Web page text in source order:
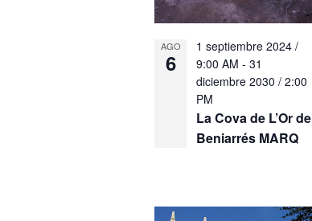
AGO
6
La Cova de L’Or de
Beniarrés MARQ
1 septiembre 2024 /
9:00 AM -31
diciembre 2030 / 2:00
PM